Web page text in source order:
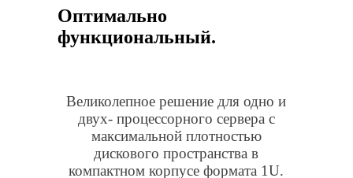
черный,
Оптимально
функциональный.
Великолепное решение для одно и
двух- процессорного сервера с
максимальной плотностью
дискового пространства в
компактном корпусе формата 1U.